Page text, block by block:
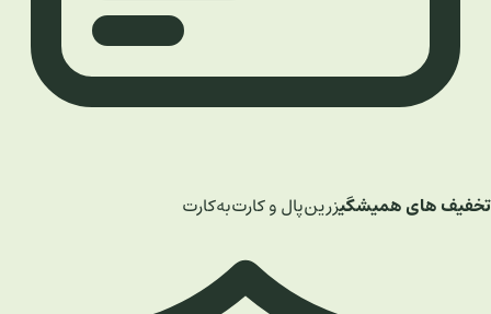
تخفیف های همیشگیزرین‌پال و کارت‌به‌کارت